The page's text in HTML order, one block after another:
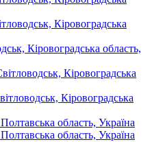
Кіровоградська
Кіровоградська область,
Кіровоградська
Кіровоградська
область, Україна
область, Україна